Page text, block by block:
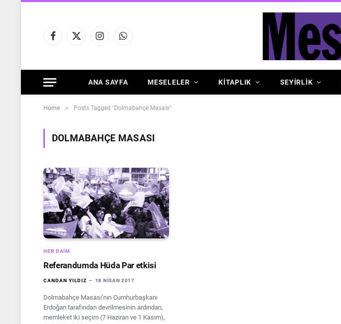
Facebook
X
InstagramWhatsApp
ANA SAYFA MESELELER KİTAPLIK SEYİRLİK
Home » Posts Tagged "Dolmabahçe Masası"
DOLMABAHÇE MASASI
HER DAIM
Referandumda Hüda Par etkisi
CANDAN YILDIZ 18 NISAN 2017
Dolmabahçe Masası’nın Cumhurbaşkanı
Erdoğan tarafından devrilmesinin ardından,
memleket iki seçim (7 Haziran ve 1 Kasım),